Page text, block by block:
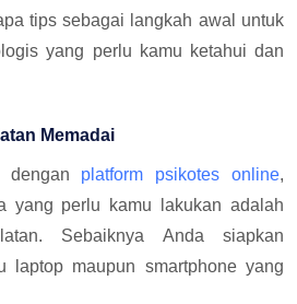
tips sebagai langkah awal untuk
yang perlu kamu ketahui dan
Memadai
dengan platform psikotes online,
yang perlu kamu lakukan adalah
Sebaiknya Anda siapkan
laptop maupun smartphone yang